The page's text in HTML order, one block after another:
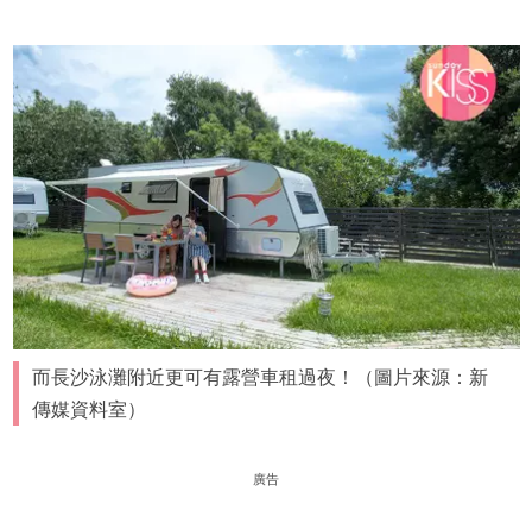
而長沙泳灘附近更可有露營車租過夜！（圖片來源：新
傳媒資料室）
廣告